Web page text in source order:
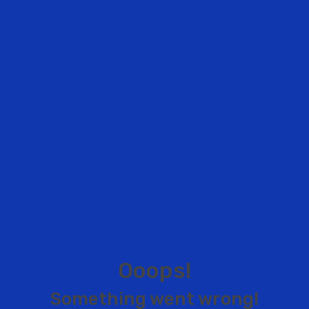
Ooops!
Something went wrong!